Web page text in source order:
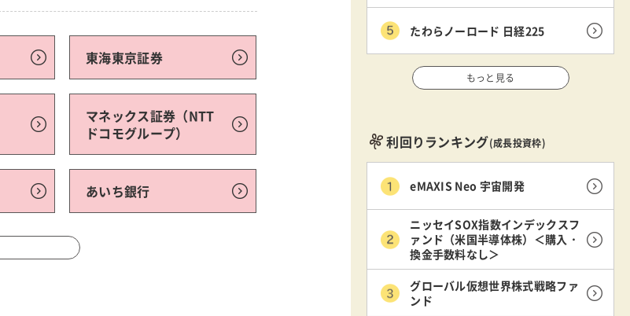
東海東京証券
マネックス証券（NTT
ドコモグループ）
あいち銀行
たわらノーロード 日経225
もっと見る
利回りランキング(成長投資枠)
eMAXIS Neo 宇宙開発
ニッセイSOX指数インデックスフ
ァンド（米国半導体株）＜購入・
換金手数料なし＞
グローバル仮想世界株式戦略ファ
ンド